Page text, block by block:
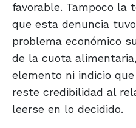
favorable. Tampoco la
que esta denuncia
problema económico
de la cuota
elemento ni indicio
reste credibilidad al
leerse en lo decidido.